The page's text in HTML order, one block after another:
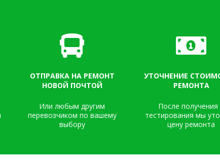
ОТПРАВКА НА РЕМОНТ
НОВОЙ ПОЧТОЙ
Или любым другим
перевозчиком по вашему
выбору
УТОЧНЕНИЕ
РЕМОНТА
После получения
тестирования мы
цену ремонта